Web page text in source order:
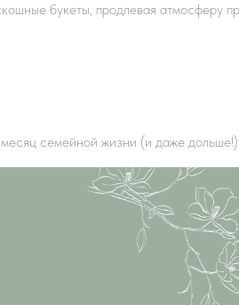
букеты, продлевая атмосферу
семейной жизни (и даже дольше!)